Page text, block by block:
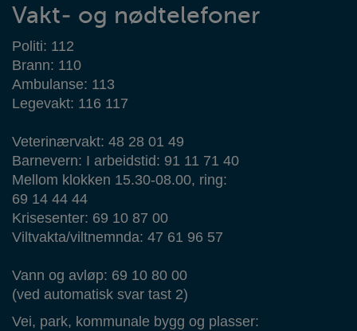
Vakt- og nødtelefoner
Politi: 112
Brann: 110
Ambulanse: 113
Legevakt: 116 117
Veterinærvakt: 48 28 01 49
Barnevern: I arbeidstid: 91 11 71 40
Mellom klokken 15.30-08.00, ring:
69 14 44 44
Krisesenter: 69 10 87 00
Viltvakta/viltnemnda: 47 61 96 57
Vann og avløp: 69 10 80 00
(ved automatisk svar tast 2)
Vei, park, kommunale bygg og plasser: